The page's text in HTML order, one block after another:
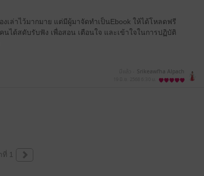
เล่าไว้มากมาย แต่มีผู้มาจัดทำเป็นEbook ให้ได้โหลดฟรี
ได้สดับรับฟัง เพื่อสอน เตือนใจ และเข้าใจในการปฏิบัติ
Srikeawfha Alpach
ที่ 1